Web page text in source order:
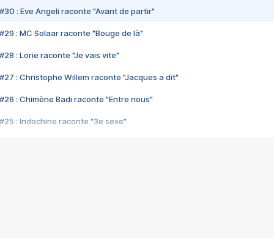
#30 : Eve Angeli raconte "Avant de partir"
#29 : MC Solaar raconte "Bouge de là"
#28 : Lorie raconte "Je vais vite"
#27 : Christophe Willem raconte "Jacques a dit"
#26 : Chimène Badi raconte "Entre nous"
#25 : Indochine raconte "3e sexe"